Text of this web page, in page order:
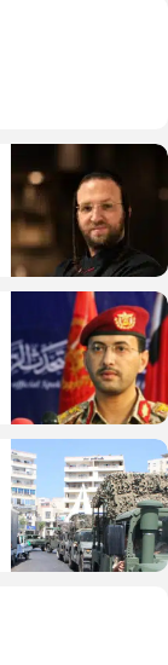
תוכן שיווקי
צבא וביטחון